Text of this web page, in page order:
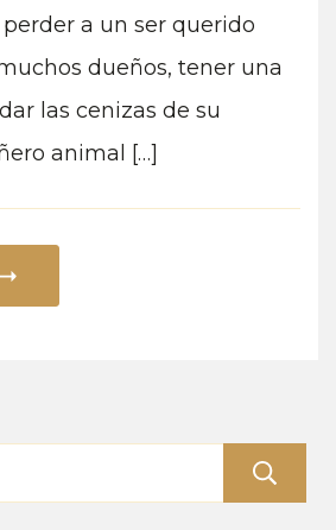
una
a un ser querido
dueños, tener una
las cenizas de su
animal […]